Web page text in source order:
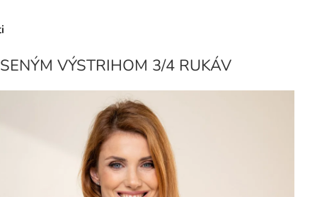
VÝSTRIHOM 3/4 RUKÁV